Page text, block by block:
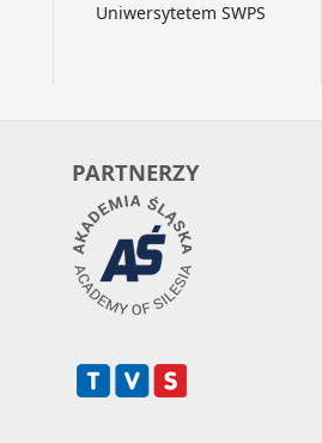
Uniwersytetem SWPS
PARTNERZY